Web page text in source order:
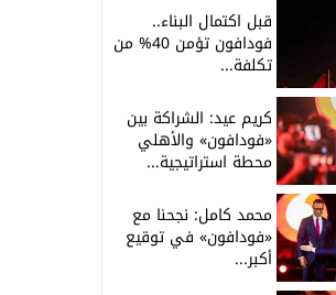
قبل اكتمال البناء..
فودافون تؤمن 40% من
تكلفة...
كريم عيد: الشراكة بين
«فودافون» والأهلي
محطة استراتيجية...
محمد كامل: نجحنا مع
«فودافون» في توقيع
أكبر...